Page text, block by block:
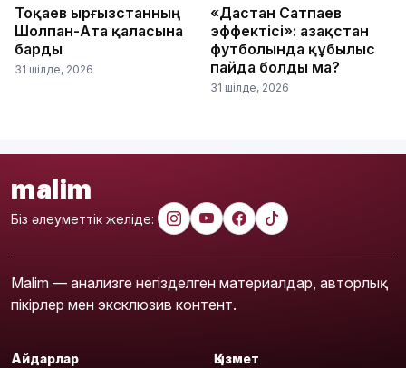
Тоқаев Қырғызстанның
Шолпан-Ата қаласына
барды
31 шілде, 2026
«Дастан Сатпаев
эффектісі»: Қазақстан
футболында құбылыс
пайда болды ма?
31 шілде, 2026
malim
Біз әлеуметтік желіде:
Malim — анализге негізделген материалдар, авторлық
пікірлер мен эксклюзив контент.
Айдарлар Қызмет